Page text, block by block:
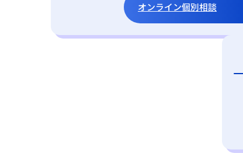
オンライン個別相談